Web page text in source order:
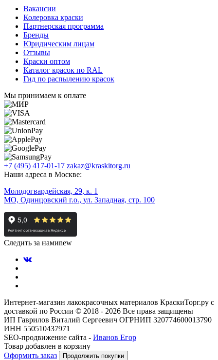
Вакансии
Колеровка краски
Партнерская программа
Бренды
Юридическим лицам
Отзывы
Краски оптом
Каталог красок по RAL
Гид по распылению красок
Мы принимаем к оплате
+7 (495) 417-01-17 zakaz@kraskitorg.ru
Наши адреса в Москве:
Молодогвардейская, 29, к. 1
МО, Одинцовский г.о., ул. Западная, стр. 100
Следить за намиnew
Интернет-магазин лакокрасочных материалов КраскиТорг.ру с
доставкой по России © 2018 - 2026 Все права защищены
ИП Гаврилов Виталий Сергеевич ОГРНИП 320774600013790
ИНН 550510437971
SEO-продвижение сайта - Иванов Егор
Товар добавлен в корзину
Оформить заказ
Продолжить покупки